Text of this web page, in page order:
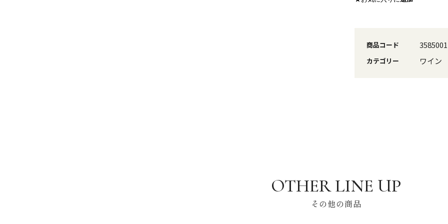
商品コード 3585001
カテゴリー ワイン
その他の商品